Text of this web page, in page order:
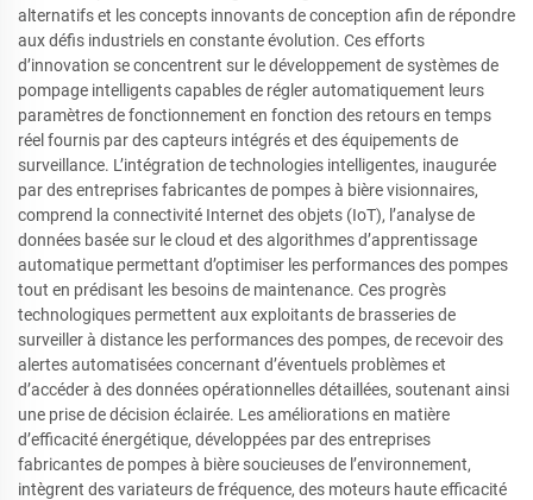
alternatifs et les concepts innovants de conception afin de répondre
aux défis industriels en constante évolution. Ces efforts
d’innovation se concentrent sur le développement de systèmes de
pompage intelligents capables de régler automatiquement leurs
paramètres de fonctionnement en fonction des retours en temps
réel fournis par des capteurs intégrés et des équipements de
surveillance. L’intégration de technologies intelligentes, inaugurée
par des entreprises fabricantes de pompes à bière visionnaires,
comprend la connectivité Internet des objets (IoT), l’analyse de
données basée sur le cloud et des algorithmes d’apprentissage
automatique permettant d’optimiser les performances des pompes
tout en prédisant les besoins de maintenance. Ces progrès
technologiques permettent aux exploitants de brasseries de
surveiller à distance les performances des pompes, de recevoir des
alertes automatisées concernant d’éventuels problèmes et
d’accéder à des données opérationnelles détaillées, soutenant ainsi
une prise de décision éclairée. Les améliorations en matière
d’efficacité énergétique, développées par des entreprises
fabricantes de pompes à bière soucieuses de l’environnement,
intègrent des variateurs de fréquence, des moteurs haute efficacité